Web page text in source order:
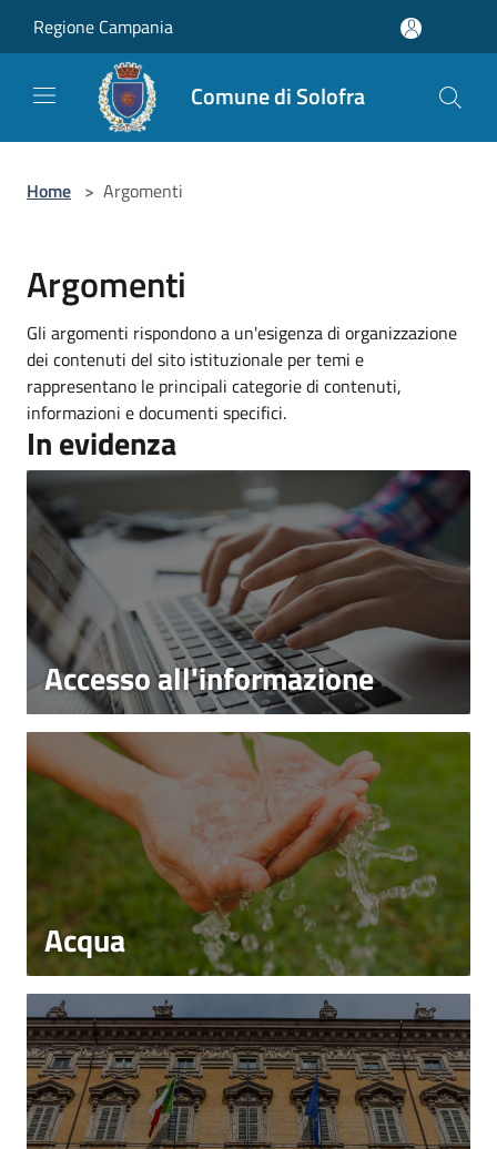
Regione Campania
Comune di Solofra
Home > Argomenti
Argomenti
Gli argomenti rispondono a un'esigenza di organizzazione
dei contenuti del sito istituzionale per temi e
rappresentano le principali categorie di contenuti,
informazioni e documenti specifici.
In evidenza
Accesso all'informazione
Acqua